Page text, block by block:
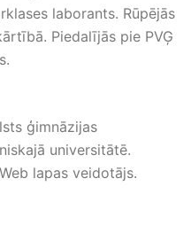
laborants. Rūpējās
Piedalījās pie PVĢ
ģimnāzijas
universitātē.
lapas veidotājs.